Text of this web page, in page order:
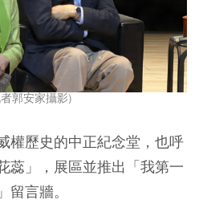
郭安家攝影)
權歷史的中正紀念堂，也呼
蕊」，展區並推出「我第一
言牆。